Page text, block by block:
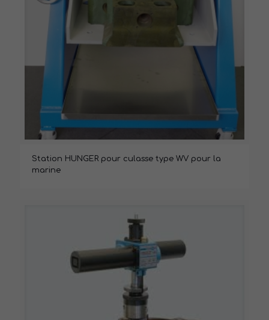
Station HUNGER pour culasse type WV pour la
marine